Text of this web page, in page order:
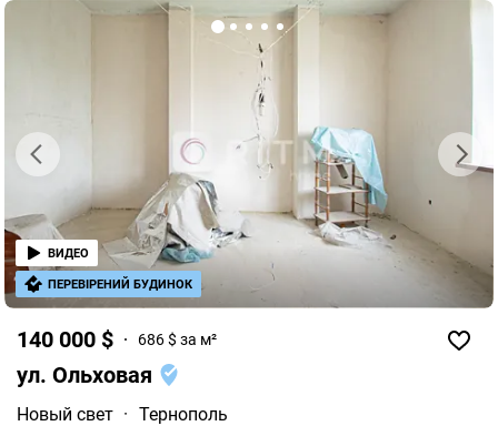
140 000 $ 686 $ за м²
ул. Ольховая
Новый свет · Тернополь
ВИДЕО
ПЕРЕВІРЕНИЙ БУДИНОК